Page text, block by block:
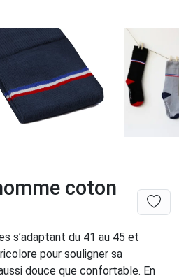
coton
s’adaptant du 41 au 45 et
pour souligner sa
douce que confortable. En